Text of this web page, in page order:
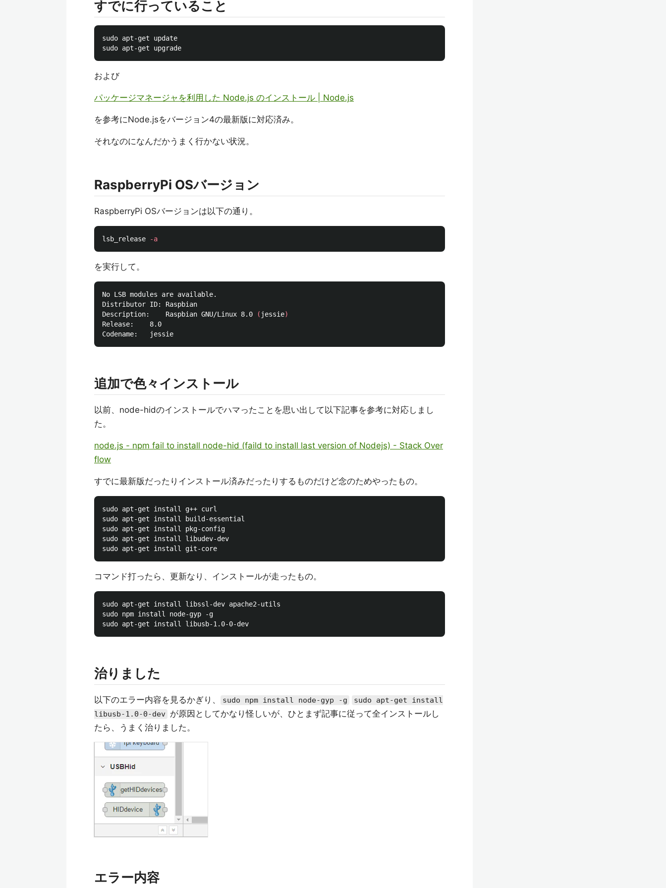
すでに行っていること
sudo apt-get update
および
パッケージマネージャを利用した Node.js のインストール | Node.js
を参考にNode.jsをバージョン4の最新版に対応済み。
それなのになんだかうまく行かない状況。
RaspberryPi OSバージョン
RaspberryPi OSバージョンは以下の通り。
lsb_release -a
を実行して。
No LSB modules are available.
Distributor ID:	Raspbian
Description:	Raspbian GNU/Linux 8.0
( jessie)
Release:	8.0
追加で色々インストール
以前、node-hidのインストールでハマったことを思い出して以下記事を参考に対応しまし
た。
node.js - npm fail to install node-hid (faild to install last version of Nodejs) - Stack Over
flow
すでに最新版だったりインストール済みだったりするものだけど念のためやったもの。
sudo apt-get install g++ curl
sudo apt-get install build-essential
sudo apt-get install pkg-config
sudo apt-get install libudev-dev
コマンド打ったら、更新なり、インストールが走ったもの。
sudo apt-get install libssl-dev apache2-utils
sudo npm install node-gyp -g
治りました
以下のエラー内容を見るかぎり、 sudo npm install node-gyp -g
sudo apt-get install
libusb-1.0-0-dev が原因としてかなり怪しいが、ひとまず記事に従って全インストールし
たら、うまく治りました。
エラー内容